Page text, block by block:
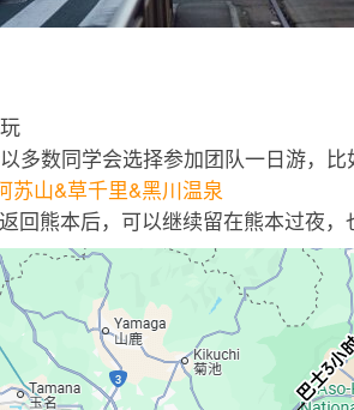
多数同学会选择参加团队一日游，比
苏山&草千里&黑川温泉
回熊本后，可以继续留在熊本过夜